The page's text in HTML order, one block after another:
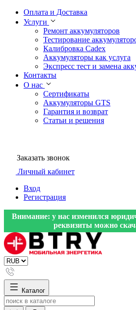
Оплата и Доставка
Услуги
Ремонт аккумуляторов
Тестирование
Калибровка Cadex
Аккумуляторы как услуга
Экспресс тест и замена
Контакты
О нас
Сертификаты
Аккумуляторы GTS
Гарантия и возврат
Статьи и решения
Заказать звонок
Личный кабинет
Вход
Регистрация
Внимание: у нас изменился
реквизиты можно
Каталог